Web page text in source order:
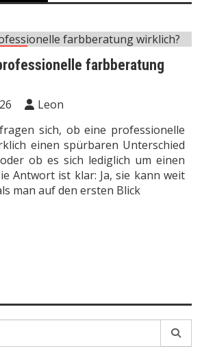
farbberatung
Leon
sich, ob eine professionelle
einen spürbaren Unterschied
ob es sich lediglich um einen
Antwort ist klar: Ja, sie kann weit
man auf den ersten Blick